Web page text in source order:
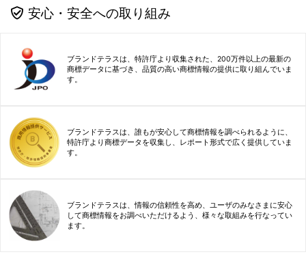
安心・安全への取り組み
ブランドテラスは、特許庁より収集された、200万件以上の最新の
商標データに基づき、品質の高い商標情報の提供に取り組んでいま
す。
ブランドテラスは、誰もが安心して商標情報を調べられるように、
特許庁より商標データを収集し、レポート形式で広く提供していま
す。
ブランドテラスは、情報の信頼性を高め、ユーザのみなさまに安心
して商標情報をお調べいただけるよう、様々な取組みを行なってい
ます。